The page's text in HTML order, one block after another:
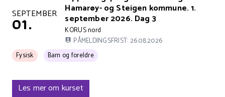
Hamarøy- og Steigen kommune. 1.
september 2026. Dag 3
Kursets arrangør er
KORUS nord
PÅMELDINGSFRIST: 26.08.2026
Kurset holdes på
SEPTEMBER
01.
Kurset arrangeres
Fysisk Kurset har 1 tema kategorier:
Barn og foreldre
Les mer om kurset